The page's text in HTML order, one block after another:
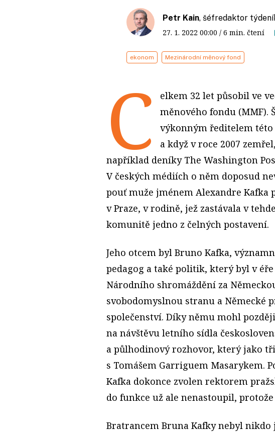
Petr Kain, šéfredaktor
27. 1. 2022 00:00 / 6 min. čtení
ekonom Mezinárodní měnový fond
C
elkem 32 let působil ve
měnového fondu (MMF).
výkonným ředitelem
a když v roce 2007
například deníky The Washington
V českých médiích o něm doposud
pouť muže jménem Alexandre Kafka
v Praze, v rodině, jež zastá­vala v
komunitě jedno z čelných postavení.
Jeho otcem byl Bruno Kafka,
pedagog a také politik, který byl v
Národního shromáždění za
svobodomyslnou stranu a Německé
společenství. Díky němu mohl
na návštěvu letního sídla
a půlhodinový rozhovor, který jako
s Tomášem Garriguem Masarykem.
Kafka dokonce zvolen rektorem
do funkce už ale nenastoupil,
Bratrancem Bruna Kafky nebyl nikdo